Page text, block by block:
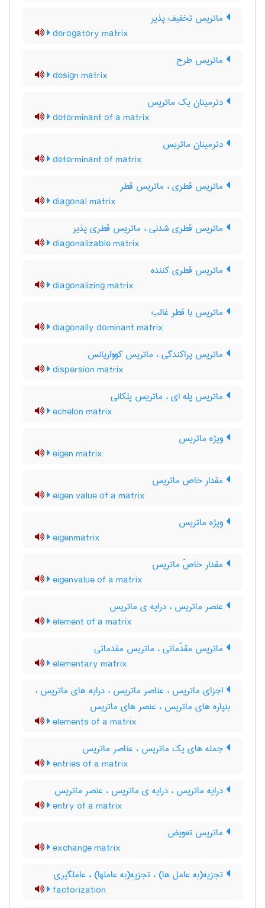
ماتریس تخفیف پذیر
derogatory matrix
ماتریس طرح
design matrix
دترمینان یک ماتریس
determinant of a matrix
دترمینان ماتریس
determinant of matrix
ماتریس قطری ، ماتریس قطر
diagonal matrix
ماتریس قطری شدنی ، ماتریس قطری پذیر
diagonalizable matrix
ماتریس قطری کننده
diagonalizing matrix
ماتریس با قطر غالب
diagonally dominant matrix
ماتریس پراکندگی ، ماتریس کوواریانس
dispersion matrix
ماتریس پله ای ، ماتریس پلکانی
echelon matrix
ویژه ماتریس
eigen matrix
مقدار خاص ماتریس
eigen value of a matrix
ویژه ماتریس
eigenmatrix
مقدار خاصّ ماتریس
eigenvalue of a matrix
عنصر ماتریس ، درایه ی ماتریس
element of a matrix
ماتریس مقدّماتی ، ماتریس مقدماتی
elementary matrix
اجزای ماتریس ، عناصر ماتریس ، درایه های ماتریس ،
بنپاره های ماتریس ، عنصر های ماتریس
elements of a matrix
جمله های یک ماتریس ، عناصر ماتریس
entries of a matrix
درایه ماتریس ، درایه ی ماتریس ، عنصر ماتریس
entry of a matrix
ماتریس تعویض
exchange matrix
تجزیه(به عامل ها) ، تجزیه(به عاملها) ، عاملگیری
factorization